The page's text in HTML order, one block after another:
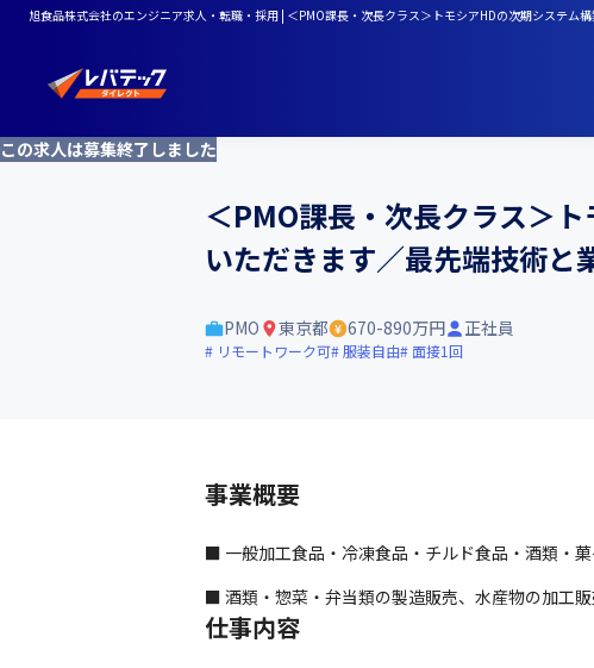
旭食品株式会社のエンジニア求人・転職・採用 | ＜PMO課長・次長クラス＞トモシアHDの次期システ
この求人は募集終了しました
＜PMO課長・次長クラス＞
いただきます／最先端技術と
PMO 東京都 670-890万円 正社員
リモートワーク可 服装自由 面接1回
事業概要
■ 一般加工食品・冷凍食品・チルド食品・酒類・
■ 酒類・惣菜・弁当類の製造販売、水産物の加工
仕事内容